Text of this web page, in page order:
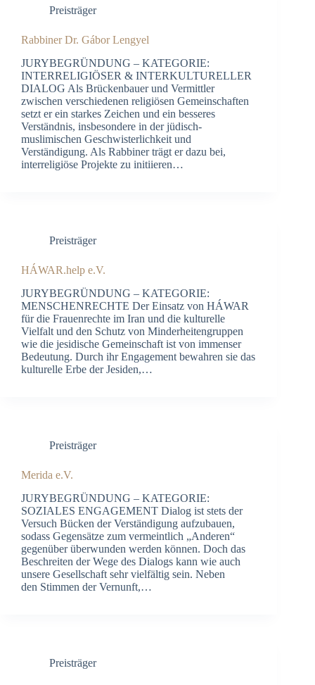
Preisträger
Rabbiner Dr. Gábor Lengyel
JURYBEGRÜNDUNG – KATEGORIE:
INTERRELIGIÖSER & INTERKULTURELLER
DIALOG Als Brückenbauer und Vermittler
zwischen verschiedenen religiösen Gemeinschaften
setzt er ein starkes Zeichen und ein besseres
Verständnis, insbesondere in der jüdisch-
muslimischen Geschwisterlichkeit und
Verständigung. Als Rabbiner trägt er dazu bei,
interreligiöse Projekte zu initiieren…
Preisträger
HÁWAR.help e.V.
JURYBEGRÜNDUNG – KATEGORIE:
MENSCHENRECHTE Der Einsatz von HÁWAR
für die Frauenrechte im Iran und die kulturelle
Vielfalt und den Schutz von Minderheitengruppen
wie die jesidische Gemeinschaft ist von immenser
Bedeutung. Durch ihr Engagement bewahren sie das
kulturelle Erbe der Jesiden,…
Preisträger
Merida e.V.
JURYBEGRÜNDUNG – KATEGORIE:
SOZIALES ENGAGEMENT Dialog ist stets der
Versuch Bücken der Verständigung aufzubauen,
sodass Gegensätze zum vermeintlich „Anderen“
gegenüber überwunden werden können. Doch das
Beschreiten der Wege des Dialogs kann wie auch
unsere Gesellschaft sehr vielfältig sein. Neben
den Stimmen der Vernunft,…
Preisträger